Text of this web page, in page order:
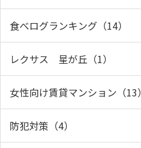
食べログランキング（14）
レクサス 星が丘（1）
女性向け賃貸マンション（13）
防犯対策（4）